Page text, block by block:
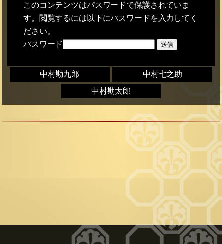
このコンテンツはパスワードで保護されていま
す。閲覧するには以下にパスワードを入力してく
ださい。
パスワード
中村七之助
中村勘九郎
中村勘太郎